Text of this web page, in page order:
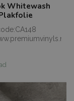
Whitewash